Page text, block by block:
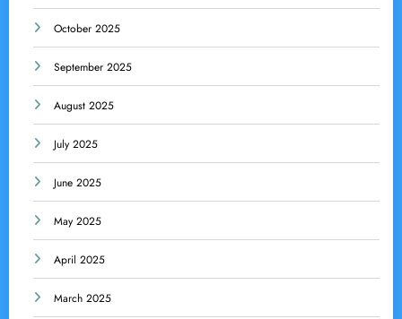
October 2025
September 2025
August 2025
July 2025
June 2025
May 2025
April 2025
March 2025